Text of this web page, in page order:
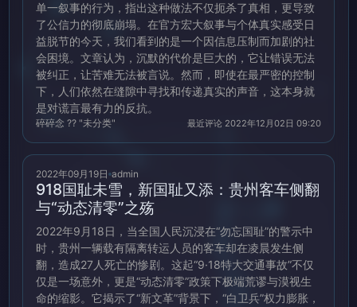
单一叙事的行为，指出这种做法不仅扼杀了真相，更导致
了公信力的彻底崩塌。在官方宏大叙事与个体真实感受日
益脱节的今天，我们看到的是一个因信息压制而加剧的社
会困境。文章认为，沉默的代价是巨大的，它让错误无法
被纠正，让苦难无法被言说。然而，即使在最严密的控制
下，人们依然在缝隙中寻找和传递真实的声音，这本身就
是对谎言最有力的反抗。
碎碎念 ?? "未分类" 最近评论 2022年12月02日 09:20
2022年09月19日 admin
918国耻未雪，新国耻又添：贵州客车侧翻
与“动态清零”之殇
2022年9月18日，当全国人民沉浸在“勿忘国耻”的警示中
时，贵州一辆载有隔离转运人员的客车却在凌晨发生侧
翻，造成27人死亡的惨剧。这起“9·18特大交通事故”不仅
仅是一场意外，更是“动态清零”政策下极端荒谬与漠视生
命的缩影。它揭示了“新文革”背景下，“白卫兵”权力膨胀，